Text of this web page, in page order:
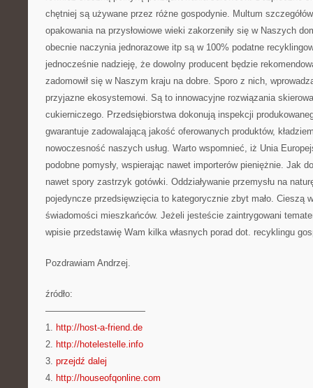
chętniej są używane przez różne gospodynie. Multum
opakowania na przysłowiowe wieki zakorzeniły się w Naszych
obecnie naczynia jednorazowe itp są w 100% podatne
jednocześnie nadzieję, że dowolny producent będzie
zadomowił się w Naszym kraju na dobre. Sporo z nich,
przyjazne ekosystemowi. Są to innowacyjne rozwiązania
cukierniczego. Przedsiębiorstwa dokonują inspekcji
gwarantuje zadowalającą jakość oferowanych produktów,
nowoczesność naszych usług. Warto wspomnieć, iż Unia
podobne pomysły, wspierając nawet importerów pieniężnie. Jak
nawet spory zastrzyk gotówki. Oddziaływanie przemysłu na
pojedyncze przedsięwzięcia to kategorycznie zbyt mało. Cieszą
świadomości mieszkańców. Jeżeli jesteście zaintrygowani
wpisie przedstawię Wam kilka własnych porad dot. recyklingu
Pozdrawiam Andrzej.
źródło:
———————————
1. http://host-a-friend.de
2. http://hotelestelle.info
3. przejdź dalej
4. http://houseofqonline.com